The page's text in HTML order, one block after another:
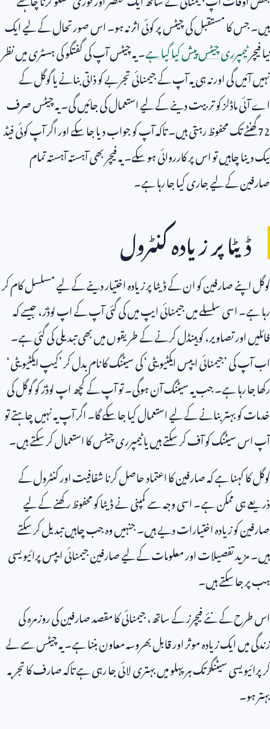
ہیں۔ جس کا مستقبل کی چیٹس پر کوئی اثر نہ ہو۔ اس صورتحال کے لیے ایک
نیا فیچرٹیمپرری چیٹس پیش کیا گیا ہے۔ یہ چیٹس آپ کی گفتگو کی ہسٹری میں نظر
نہیں آئیں گی اور نہ ہی یہ آپ کے جیمنائی تجربے کو ذاتی بنانے یا گوگل کے
اے آئی ماڈلز کو تربیت دینے کے لیے استعمال کی جائیں گی۔ یہ چیٹس صرف
72گھنٹے تک محفوظ رہتی ہیں۔ تاکہ آپ کو جواب دیا جا سکے اور اگر آپ کوئی فیڈ
بیک دینا چاہیں تو اس پر کارروائی ہو سکے۔ یہ فیچر بھی آہستہ آہستہ تمام
صارفین کے لیے جاری کیا جا رہا ہے۔
ڈیٹا پر زیادہ کنٹرول
گوگل اپنے صارفین کو ان کے ڈیٹا پر زیادہ اختیار دینے کے لیے مسلسل کام کر
رہا ہے۔ اسی سلسلے میں جیمنائی ایپ میں کی گئی آپ کے اپ لوڈز، جیسے کہ
فائلیں اور تصاویر، کو ہینڈل کرنے کے طریقوں میں بھی تبدیلی کی گئی ہے۔
اب آپ کی ’جیمنائی ایپس ایکٹیویٹی‘ کی سیٹنگ کا نام بدل کر ’کیپ ایکٹیویٹی‘
رکھا جا رہا ہے۔ جب یہ سیٹنگ آن ہوگی۔ تو آپ کے کچھ اپ لوڈز کو گوگل کی
خدمات کو بہتر بنانے کے لیے استعمال کیا جا سکے گا۔ اگر آپ یہ نہیں چاہتے تو
آپ اس سیٹنگ کو آف کر سکتے ہیں یا ٹیمپرری چیٹس کا استعمال کر سکتے ہیں۔
گوگل کا کہنا ہے کہ صارفین کا اعتماد حاصل کرنا شفافیت اور کنٹرول کے
ذریعے ہی ممکن ہے۔ اسی وجہ سے کمپنی نے ڈیٹا کو محفوظ رکھنے کے لیے
صارفین کو زیادہ اختیارات دیے ہیں۔ جنہیں وہ جب چاہیں تبدیل کر سکتے
ہیں۔ مزید تفصیلات اور معلومات کے لیے صارفین جیمنائی ایپس پرائیویسی
ہب پر جا سکتے ہیں۔
اس طرح کے نئے فیچرز کے ساتھ، جیمنائی کا مقصد صارفین کی روزمرہ کی
زندگی میں ایک زیادہ موثر اور قابل بھروسہ معاون بننا ہے۔ یہ چیٹس سے لے
کر پرائیویسی سیٹنگز تک ہر پہلو میں بہتری لائی جا رہی ہے تاکہ صارف کا تجربہ
بہتر ہو۔